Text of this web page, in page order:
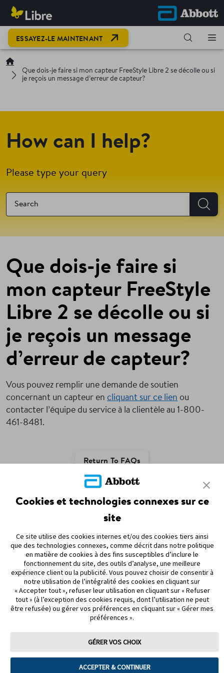
ESSAYEZ-LE MAINTENANT OPEN LINK IN NEW TAB
Que dois-je faire si mon capteur FreeStyle Libre 2 se décolle ou si
je reçois un message d’erreur de capteur?
How can I help?
Please type your query
Que dois-je faire si
mon capteur FreeStyle
Libre 2 se décolle ou si
je reçois un message
d’erreur de capteur?
Vous pouvez remplir une demande de soutien
concernant un capteur en cliquant sur ce lien ou
contacter l’équipe du service à la clientèle au 1-800-
461-8481.
Return To FAQs
PARTENARIATS
PLAN DU SITE
AVIS DE NON-RESPONSABILITÉ ET RÉFÉRENCES
NOUS JOINDRE
Cookies et technologies connexes sur ce
site
Ce site utilise des cookies internes et/ou des cookies tiers ainsi
que des technologies connexes, comme décrit dans notre politique
en matière de cookies à des fins susceptibles d’inclure le
fonctionnement du site, des outils d’analyse, une meilleure
expérience client ou la publicité. Vous pouvez choisir de consentir à
notre utilisation de l’intégralité des cookies en cliquant sur
« Accepter tout », refuser leur utilisation en cliquant sur « Refuser
tout » (à l’exception des cookies requis, dont l’utilisation ne peut
être refusée) ou gérer vos préférences en cliquant sur « Gérer mes
préférences ».
GÉRER VOS CHOIX
ACCEPTER & CONTINUER